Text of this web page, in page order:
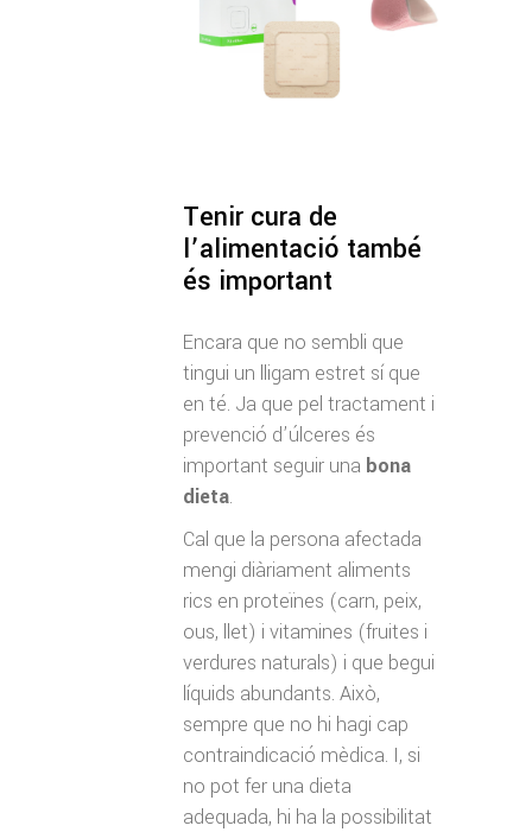
Tenir cura de
l’alimentació també
és important
Encara que no sembli que
tingui un lligam estret sí que
en té. Ja que pel tractament i
prevenció d’úlceres és
important seguir una bona
dieta.
Cal que la persona afectada
mengi diàriament aliments
rics en proteïnes (carn, peix,
ous, llet) i vitamines (fruites i
verdures naturals) i que begui
líquids abundants. Això,
sempre que no hi hagi cap
contraindicació mèdica. I, si
no pot fer una dieta
adequada, hi ha la possibilitat